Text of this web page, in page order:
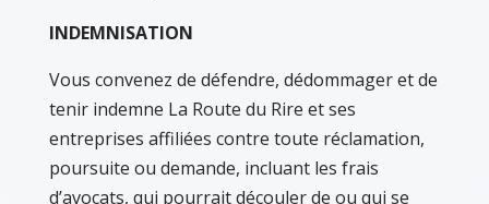
INDEMNISATION
Vous convenez de défendre, dédommager et de
tenir indemne La Route du Rire et ses
entreprises affiliées contre toute réclamation,
poursuite ou demande, incluant les frais
d’avocats, qui pourrait découler de ou qui se